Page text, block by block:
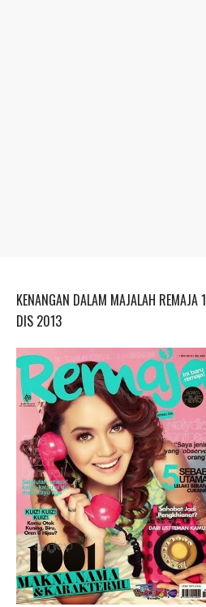
KENANGAN DALAM MAJALAH REMAJA 1
DIS 2013